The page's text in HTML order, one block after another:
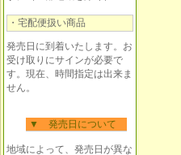
・宅配便扱い商品
発売日に到着いたします。お
受け取りにサインが必要で
す。現在、時間指定は出来ま
せん。
▼ 発売日について
地域によって、発売日が異な